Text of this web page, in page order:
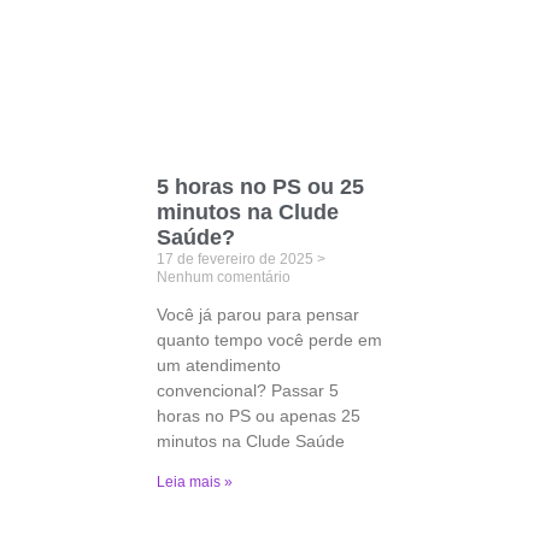
5 horas no PS ou 25
minutos na Clude
Saúde?
17 de fevereiro de 2025
Nenhum comentário
Você já parou para pensar
quanto tempo você perde em
um atendimento
convencional? Passar 5
horas no PS ou apenas 25
minutos na Clude Saúde
Leia mais »